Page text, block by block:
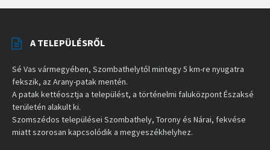
A TELEPÜLÉSRŐL
Sé Vas vármegyében, Szombathelytől mintegy 5 km-re nyugatra
fekszik, az Arany-patak mentén.
A patak kettéosztja a települést, a történelmi faluközpont Északsé
területén alakult ki.
Szomszédos települései Szombathely, Torony és Nárai, fekvése
miatt szorosan kapcsolódik a megyeszékhelyhez.